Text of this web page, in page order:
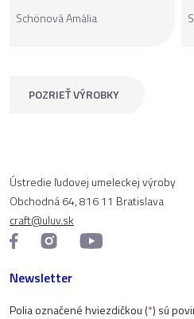
Schönová Amália
POZRIEŤ VÝROBKY
Ústredie ľudovej umeleckej výroby
Obchodná 64, 816 11 Bratislava
craft@uluv.sk
Newsletter
Polia označené hviezdičkou (*) sú